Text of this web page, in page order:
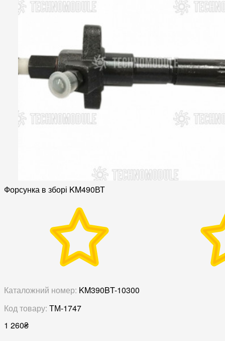
Форсунка в зборі KM490ВТ
Каталожний номер: KM390BT-10300
Код товару: ТМ-1747
1 260₴